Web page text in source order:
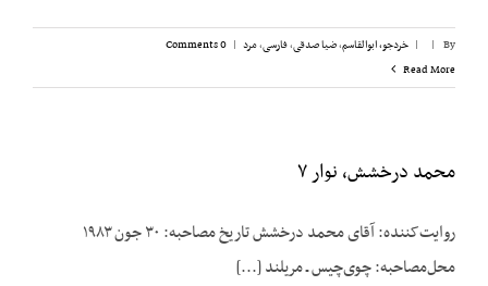
By
|
| خردجو، ابوالقاسم,ضیا صدقی,فارسی,مرد |
0 Comments
Read More
محمد درخشش، نوار ۷
روایت‌کننده: آقای محمد درخشش تاریخ مصاحبه: ۳۰ جون ۱۹۸۳
محل‌مصاحبه: چوی‌چیس ـ مریلند [...]